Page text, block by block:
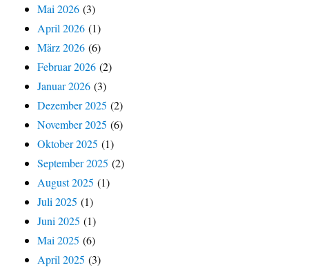
Mai 2026 (3)
April 2026 (1)
März 2026 (6)
Februar 2026 (2)
Januar 2026 (3)
Dezember 2025 (2)
November 2025 (6)
Oktober 2025 (1)
September 2025 (2)
August 2025 (1)
Juli 2025 (1)
Juni 2025 (1)
Mai 2025 (6)
April 2025 (3)